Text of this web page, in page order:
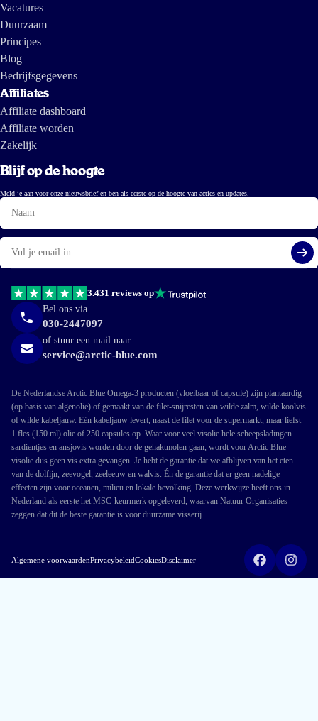
Vacatures
Duurzaam
Principes
Blog
Bedrijfsgegevens
Affiliates
Affiliate dashboard
Affiliate worden
Zakelijk
Blijf op de hoogte
Meld je aan voor onze nieuwsbrief en ben als eerste op de hoogte van acties en updates.
Naam
E-
mail
3.431 reviews op
Bel ons via
030-2447097
of stuur een mail naar
service@arctic-blue.com
De Nederlandse Arctic Blue Omega-3 producten (vloeibaar of capsule) zijn plantaardig
(op basis van algenolie) of gemaakt van de filet-snijresten van wilde zalm, wilde koolvis
of wilde kabeljauw. Eén kabeljauw levert, naast de filet voor de supermarkt, maar liefst
1 fles (150 ml) olie of 250 capsules op. Waar voor veel visolie hele scheepsladingen
sardientjes en ansjovis worden door de gehaktmolen gaan, wordt voor Arctic Blue
visolie dus geen vis extra gevangen. Je hebt de garantie dat we afblijven van het eten
van de dolfijn, zeevogel, zeeleeuw en walvis. Én de garantie dat er geen nadelige
effecten zijn voor oceanen, milieu en lokale bevolking. Deze werkwijze heeft ons in
Nederland als eerste het MSC-keurmerk opgeleverd, waarvan Natuur Organisaties
zeggen dat dit de beste garantie is voor duurzame visserij.
Algemene voorwaardenPrivacybeleidCookiesDisclaimer